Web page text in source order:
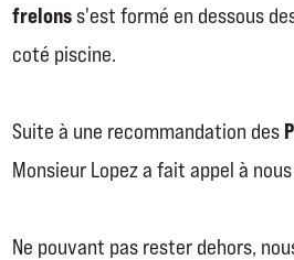
frelonss'est formé en dessous
coté piscine.
Suite à une recommandation des
Monsieur Lopez a fait appel à
Ne pouvant pas rester dehors,